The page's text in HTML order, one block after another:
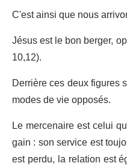
C'est ainsi que nous
Jésus est le bon berger,
10,12).
Derrière ces deux figures
modes de vie opposés.
Le mercenaire est celui
gain : son service est
est perdu, la relation est